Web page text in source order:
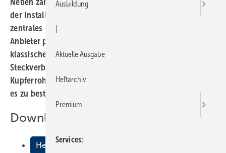
der Installationstechniken die Stecktechnologie ein
zentrales ISHThema gewesen. Nahezu alle namhaften
Anbieter präsentierten auf ihrem Messestand neben den
klassischen Verbindungstechniken ein
Steckverbindungssystem. Aber auch gewichtsreduzierte
Kupferrohre mit einer fest haftenden Ummantelung gab
es zu bestaunen.
Downloads:
Heute schon gesteckt?
Ausbildung
Aktuelle Ausgabe
Heftarchiv
Premium
Services